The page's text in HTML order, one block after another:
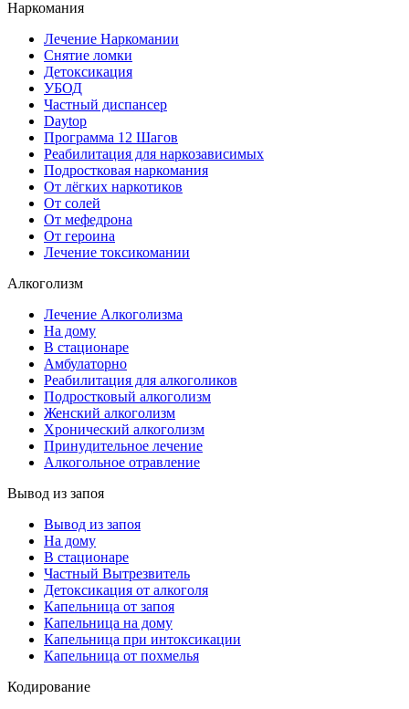
Наркомания
Лечение Наркомании
Снятие ломки
Детоксикация
УБОД
Частный диспансер
Daytop
Программа 12 Шагов
Реабилитация для наркозависимых
Подростковая наркомания
От лёгких наркотиков
От солей
От мефедрона
От героина
Лечение токсикомании
Алкоголизм
Лечение Алкоголизма
На дому
В стационаре
Амбулаторно
Реабилитация для алкоголиков
Подростковый алкоголизм
Женский алкоголизм
Хронический алкоголизм
Принудительное лечение
Алкогольное отравление
Вывод из запоя
Вывод из запоя
На дому
В стационаре
Частный Вытрезвитель
Детоксикация от алкоголя
Капельница от запоя
Капельница на дому
Капельница при интоксикации
Капельница от похмелья
Кодирование